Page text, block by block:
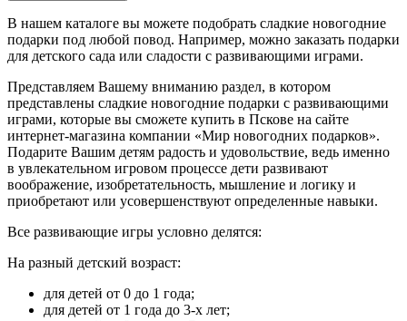
В нашем каталоге вы можете подобрать сладкие новогодние
подарки под любой повод. Например, можно заказать подарки
для детского сада или сладости с развивающими играми.
Представляем Вашему вниманию раздел, в котором
представлены сладкие новогодние подарки с развивающими
играми, которые вы сможете купить в Пскове на сайте
интернет-магазина компании «Мир новогодних подарков».
Подарите Вашим детям радость и удовольствие, ведь именно
в увлекательном игровом процессе дети развивают
воображение, изобретательность, мышление и логику и
приобретают или усовершенствуют определенные навыки.
Все развивающие игры условно делятся:
На разный детский возраст:
для детей от 0 до 1 года;
для детей от 1 года до 3-х лет;